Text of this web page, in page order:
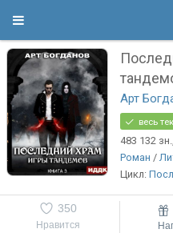
Арт
весь
483 132 зн.
Роман /
Цикл:
Нравится
350